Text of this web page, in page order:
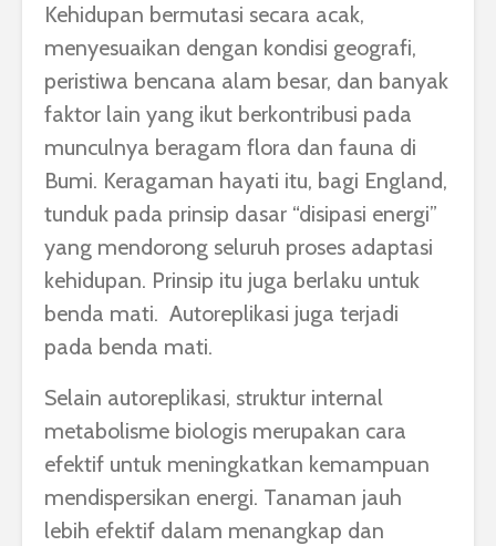
Kehidupan bermutasi secara acak,
menyesuaikan dengan kondisi geografi,
peristiwa bencana alam besar, dan banyak
faktor lain yang ikut berkontribusi pada
munculnya beragam flora dan fauna di
Bumi. Keragaman hayati itu, bagi England,
tunduk pada prinsip dasar “disipasi energi”
yang mendorong seluruh proses adaptasi
kehidupan. Prinsip itu juga berlaku untuk
benda mati. Autoreplikasi juga terjadi
pada benda mati.
Selain autoreplikasi, struktur internal
metabolisme biologis merupakan cara
efektif untuk meningkatkan kemampuan
mendispersikan energi. Tanaman jauh
lebih efektif dalam menangkap dan